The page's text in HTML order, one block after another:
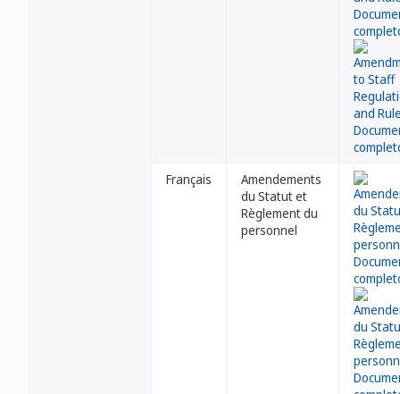
Français
Amendements
du Statut et
Règlement du
personnel